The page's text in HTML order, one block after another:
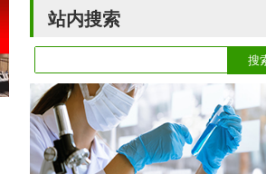
站内搜索